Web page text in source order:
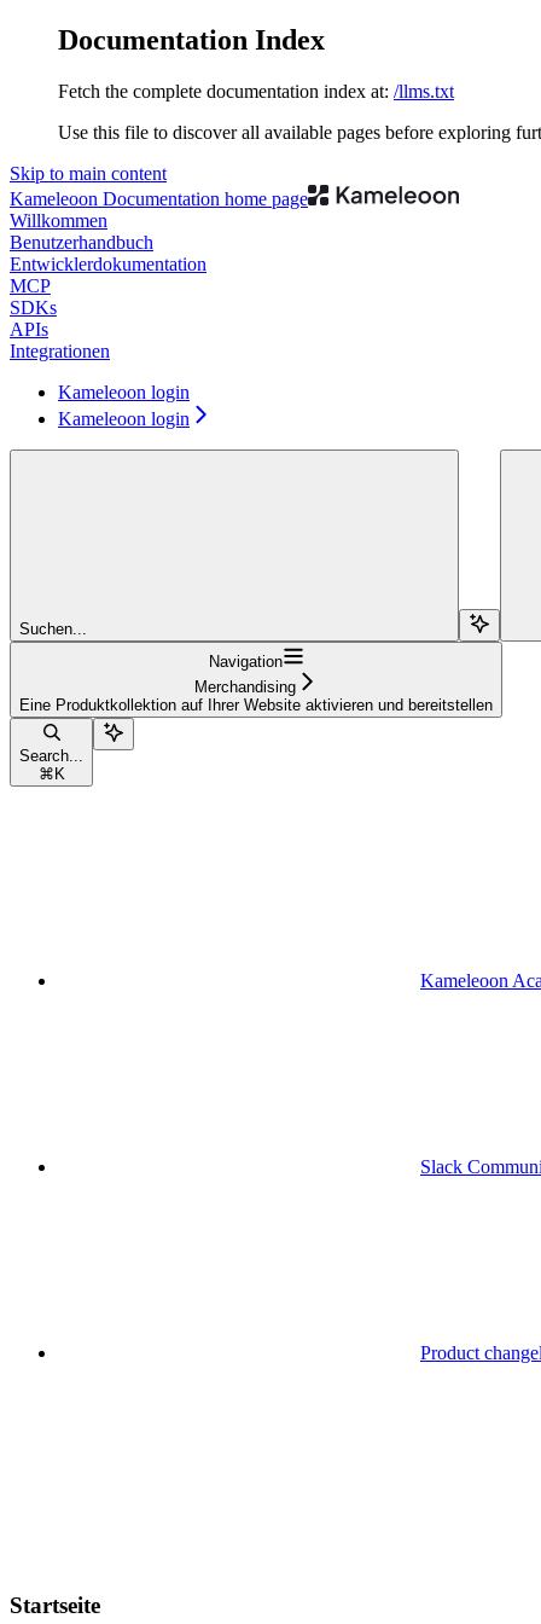
Documentation Index
Fetch the complete documentation index at: /llms.txt
Use this file to discover all available pages before exploring
Skip to main content
Kameleoon Documentation home page
Willkommen
Benutzerhandbuch
Entwicklerdokumentation
MCP
SDKs
APIs
Integrationen
Kameleoon login
Kameleoon login
Suchen...
Navigation
Merchandising
Eine Produktkollektion auf Ihrer Website aktivieren und bereitstellen
Search...
⌘ K
Kameleoon
Slack
Product
Startseite